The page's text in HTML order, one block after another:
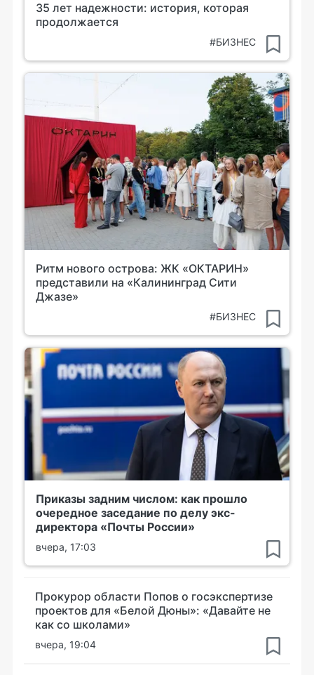
35 лет надежности: история, которая
продолжается
#БИЗНЕС
Ритм нового острова: ЖК «ОКТАРИН»
представили на «Калининград Сити
Джазе»
#БИЗНЕС
Приказы задним числом: как прошло
очередное заседание по делу экс-
директора «Почты России»
вчера, 17:03
Прокурор области Попов о госэкспертизе
проектов для «Белой Дюны»: «Давайте не
как со школами»
вчера, 19:04